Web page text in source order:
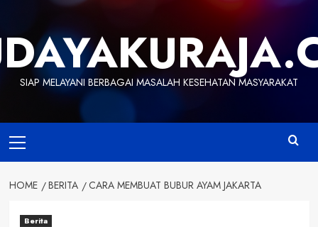
content
SIAP MELAYANI BERBAGAI MASALAH KESEHATAN MASYARAKAT
Menu
HOME BERITA CARA MEMBUAT BUBUR AYAM JAKARTA
Berita